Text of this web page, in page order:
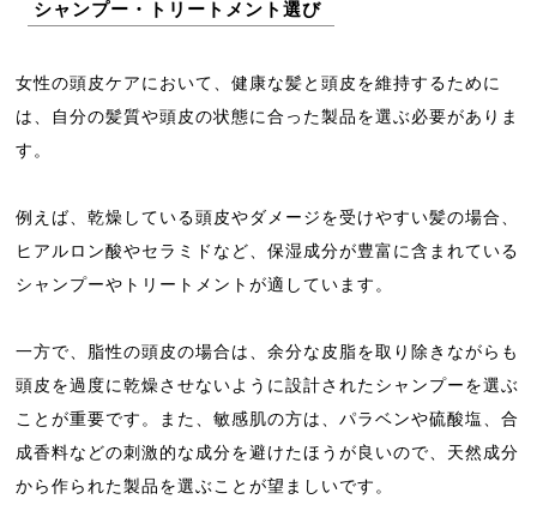
シャンプー・トリートメント選び
女性の頭皮ケアにおいて、健康な髪と頭皮を維持するために
は、自分の髪質や頭皮の状態に合った製品を選ぶ必要がありま
す。
例えば、乾燥している頭皮やダメージを受けやすい髪の場合、
ヒアルロン酸やセラミドなど、保湿成分が豊富に含まれている
シャンプーやトリートメントが適しています。
一方で、脂性の頭皮の場合は、余分な皮脂を取り除きながらも
頭皮を過度に乾燥させないように設計されたシャンプーを選ぶ
ことが重要です。また、敏感肌の方は、パラベンや硫酸塩、合
成香料などの刺激的な成分を避けたほうが良いので、天然成分
から作られた製品を選ぶことが望ましいです。